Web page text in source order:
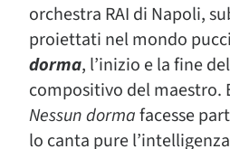
orchestra RAI di Napoli,
proiettati nel mondo
dorma, l’inizio e la fine
compositivo del maestro.
Nessun dormafacesse
lo canta pure